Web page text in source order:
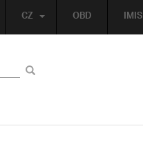
OBD IMIS
CZ